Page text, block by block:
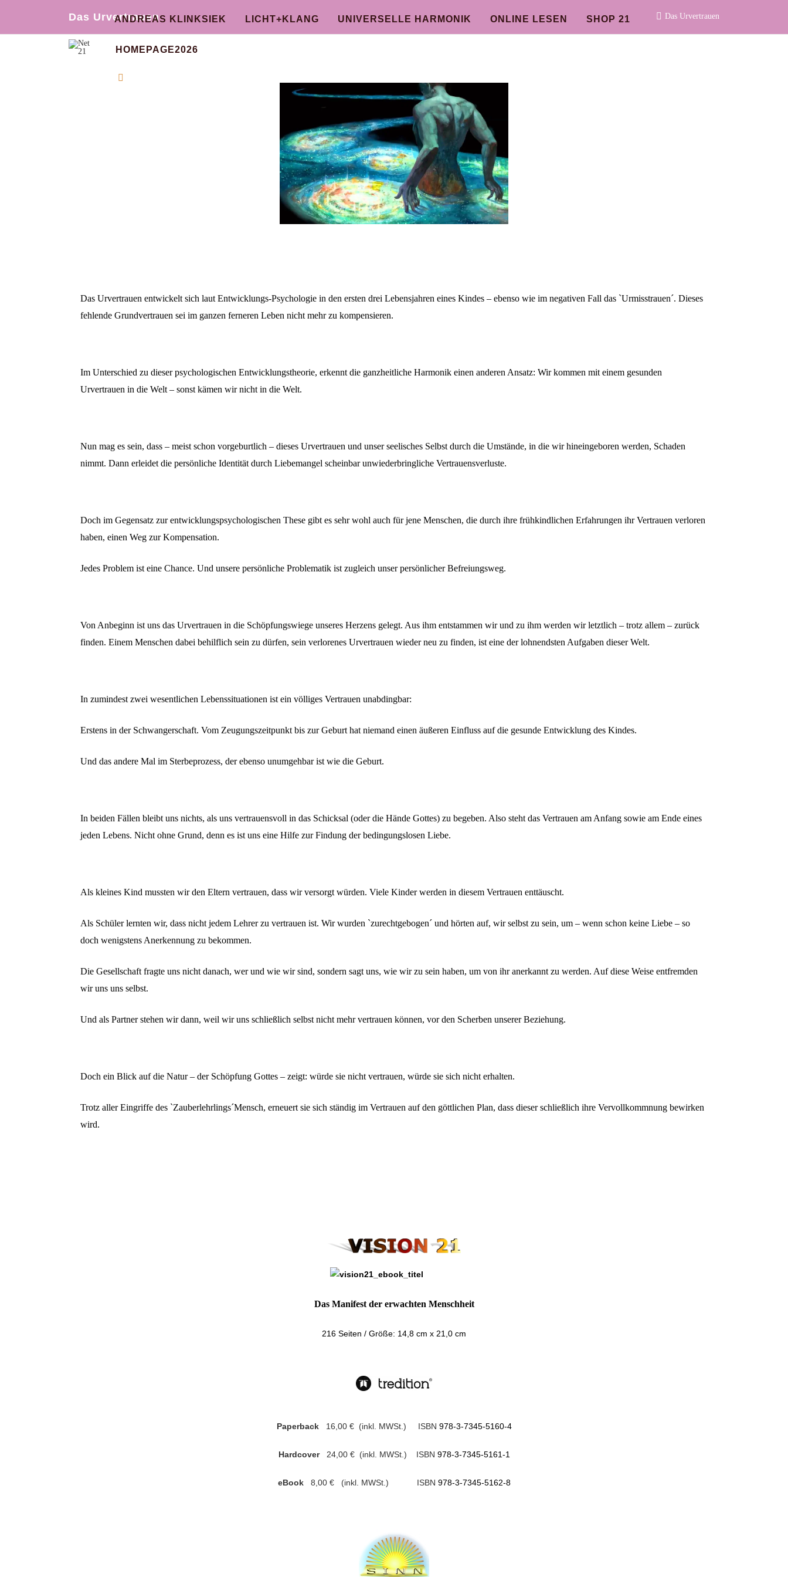
ANDREAS KLINKSIEK LICHT+KLANG UNIVERSELLE HARMONIK ONLINE LESEN SHOP 21
HOMEPAGE2026
Das Urvertrauen Das Urvertrauen
Das Urvertrauen entwickelt sich laut Entwicklungs-Psychologie in den ersten drei Lebensjahren eines Kindes – ebenso wie im negativen Fall das `Urmisstrauen´. Dieses
fehlende Grundvertrauen sei im ganzen ferneren Leben nicht mehr zu kompensieren.
Im Unterschied zu dieser psychologischen Entwicklungstheorie, erkennt die ganzheitliche Harmonik einen anderen Ansatz: Wir kommen mit einem gesunden
Urvertrauen in die Welt – sonst kämen wir nicht in die Welt.
Nun mag es sein, dass – meist schon vorgeburtlich – dieses Urvertrauen und unser seelisches Selbst durch die Umstände, in die wir hineingeboren werden, Schaden
nimmt. Dann erleidet die persönliche Identität durch Liebemangel scheinbar unwiederbringliche Vertrauensverluste.
Doch im Gegensatz zur entwicklungspsychologischen These gibt es sehr wohl auch für jene Menschen, die durch ihre frühkindlichen Erfahrungen ihr Vertrauen verloren
haben, einen Weg zur Kompensation.
Jedes Problem ist eine Chance. Und unsere persönliche Problematik ist zugleich unser persönlicher Befreiungsweg.
Von Anbeginn ist uns das Urvertrauen in die Schöpfungswiege unseres Herzens gelegt. Aus ihm entstammen wir und zu ihm werden wir letztlich – trotz allem – zurück
finden. Einem Menschen dabei behilflich sein zu dürfen, sein verlorenes Urvertrauen wieder neu zu finden, ist eine der lohnendsten Aufgaben dieser Welt.
In zumindest zwei wesentlichen Lebenssituationen ist ein völliges Vertrauen unabdingbar:
Erstens in der Schwangerschaft. Vom Zeugungszeitpunkt bis zur Geburt hat niemand einen äußeren Einfluss auf die gesunde Entwicklung des Kindes.
Und das andere Mal im Sterbeprozess, der ebenso unumgehbar ist wie die Geburt.
In beiden Fällen bleibt uns nichts, als uns vertrauensvoll in das Schicksal (oder die Hände Gottes) zu begeben. Also steht das Vertrauen am Anfang sowie am Ende eines
jeden Lebens. Nicht ohne Grund, denn es ist uns eine Hilfe zur Findung der bedingungslosen Liebe.
Als kleines Kind mussten wir den Eltern vertrauen, dass wir versorgt würden. Viele Kinder werden in diesem Vertrauen enttäuscht.
Als Schüler lernten wir, dass nicht jedem Lehrer zu vertrauen ist. Wir wurden `zurechtgebogen´ und hörten auf, wir selbst zu sein, um – wenn schon keine Liebe – so
doch wenigstens Anerkennung zu bekommen.
Die Gesellschaft fragte uns nicht danach, wer und wie wir sind, sondern sagt uns, wie wir zu sein haben, um von ihr anerkannt zu werden. Auf diese Weise entfremden
wir uns uns selbst.
Und als Partner stehen wir dann, weil wir uns schließlich selbst nicht mehr vertrauen können, vor den Scherben unserer Beziehung.
Doch ein Blick auf die Natur – der Schöpfung Gottes – zeigt: würde sie nicht vertrauen, würde sie sich nicht erhalten.
Trotz aller Eingriffe des `Zauberlehrlings´Mensch, erneuert sie sich ständig im Vertrauen auf den göttlichen Plan, dass dieser schließlich ihre Vervollkommnung bewirken
wird.
Das Manifest der erwachten Menschheit
216 Seiten / Größe: 14,8 cm x 21,0 cm
Paperback 16,00 € (inkl. MWSt.) ISBN 978-3-7345-5160-4
Hardcover24,00 € (inkl. MWSt.) ISBN 978-3-7345-5161-1
eBook8,00 € (inkl. MWSt.) ISBN 978-3-7345-5162-8